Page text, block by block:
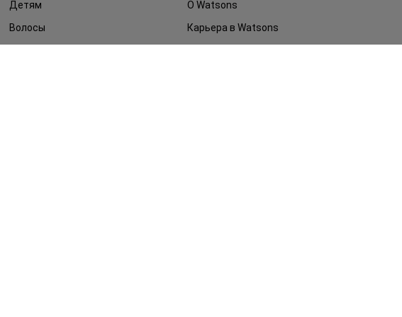
Детям
Волосы
О Watsons
Карьера в Watsons